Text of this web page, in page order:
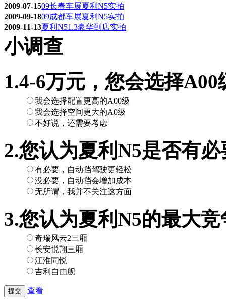
2009-07-1509长春车展夏利N5实拍
2009-09-1809成都车展夏利N5实拍
2009-11-13夏利N51.3豪华到店实拍
小调查
1.4-6万元，您会选择
我会选择配置更高的A00级
我会选择空间更大的A0级
不好说，还需要考虑
2.您认为夏利N5是否有
有必要，自动挡驾驶更轻松
没必要，自动挡会增加成本
无所谓，我并不关注这方面
3.您认为夏利N5的最大
奇瑞风云2三厢
长安悦翔三厢
江淮同悦
吉利自由舰
提交 查看